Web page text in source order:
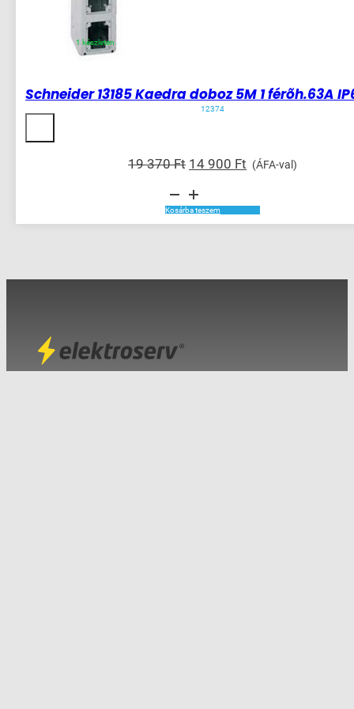
1 készleten
Schneider 13185 Kaedra doboz 5M 1 férõh.63A
12374
19 370Ft Original
was:
19
370 Ft.
14 900 Ft Current
14
900 Ft.
(ÁFA-val)
Schneider
13185
Kaedra
doboz
5M
Kosárba teszem